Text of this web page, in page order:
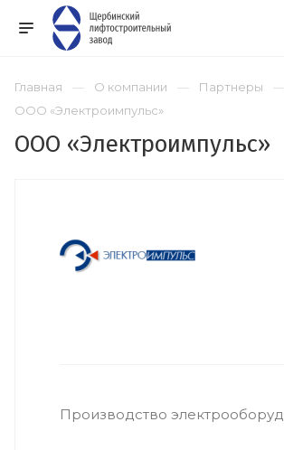
Главная О компании
Партнеры
ООО «Электроимпульс»
ООО «Электроимпульс»
Производство